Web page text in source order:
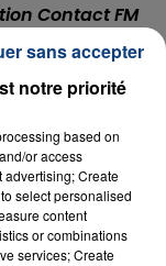
Contact FM
notre priorité
based on
or access
advertising; Create
select personalised
content
or combinations
services; Create
sans accepter